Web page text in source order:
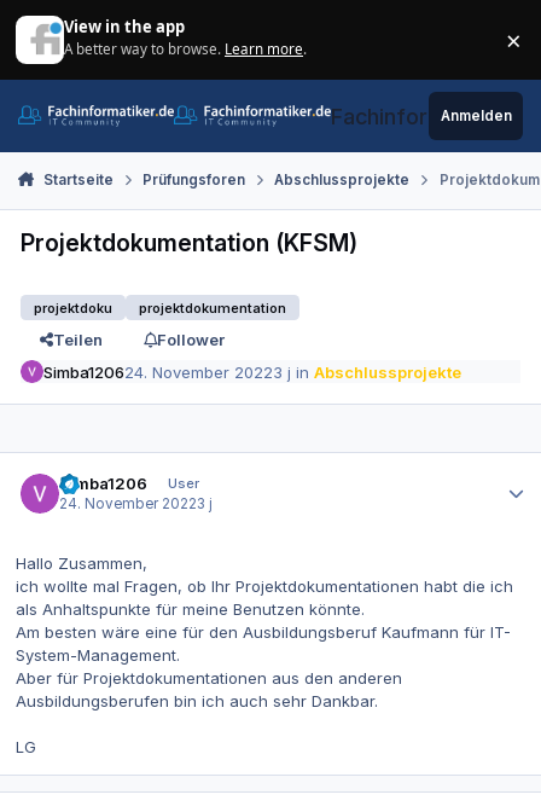
View in the app
A better way to browse. Learn more. ×
Fachinformatiker.de
Anmelden
Startseite Prüfungsforen Abschlussprojekte
Projektdokumentation (KFSM)
projektdoku projektdokumentation
Teilen
Follower
Simba120624. November 20223 j inAbschlussprojekte
Simba1206
User
24. November 20223 j
Hallo Zusammen,
ich wollte mal Fragen, ob Ihr Projektdokumentationen habt die ich
als Anhaltspunkte für meine Benutzen könnte.
Am besten wäre eine für den Ausbildungsberuf Kaufmann für IT-
System-Management.
Aber für Projektdokumentationen aus den anderen
Ausbildungsberufen bin ich auch sehr Dankbar.
LG